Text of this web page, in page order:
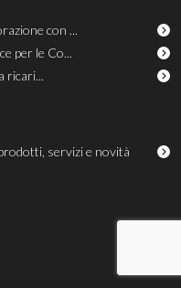
con ...
per le Co...
ricari...
servizi e novità